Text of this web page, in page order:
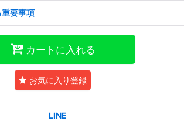
要事項
カートに入れる
お気に入り登録